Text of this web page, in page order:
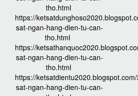
tho.html
https://
sat-ngan-hang-dien-tu-can-
tho.html
https://
sat-ngan-hang-dien-tu-can-
tho.html
https://
sat-ngan-hang-dien-tu-can-